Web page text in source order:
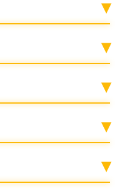
▾
▾
▾
▾
▾